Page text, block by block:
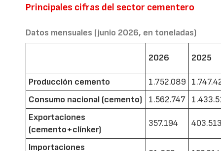
Principales cifras del sector cementero
Datos mensuales (junio 2026, en toneladas)
2026 2025
Producción cemento 1.752.089
Consumo nacional (cemento)
1.562.747
Exportaciones
(cemento+clínker)
357.194
Importaciones